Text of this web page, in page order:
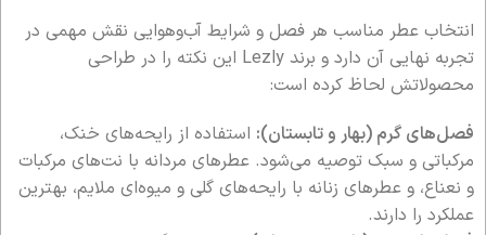
انتخاب عطر مناسب هر فصل و شرایط آب‌و‌هوایی نقش مهمی در
تجربه نهایی آن دارد و برند Lezly این نکته را در طراحی
محصولاتش لحاظ کرده است:
فصل‌های گرم (بهار و تابستان): استفاده از رایحه‌های خنک،
مرکباتی و سبک توصیه می‌شود. عطرهای مردانه با نت‌های مرکبات
و نعناع، و عطرهای زنانه با رایحه‌های گلی و میوه‌ای ملایم، بهترین
عملکرد را دارند.